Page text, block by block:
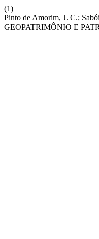
(1)
Pinto de Amorim, J. C.;
GEOPATRIMÔNIO E